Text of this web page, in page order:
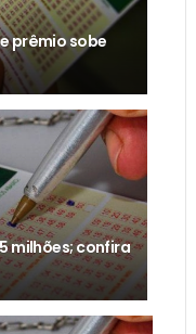
prêmio sobe
milhões; confira